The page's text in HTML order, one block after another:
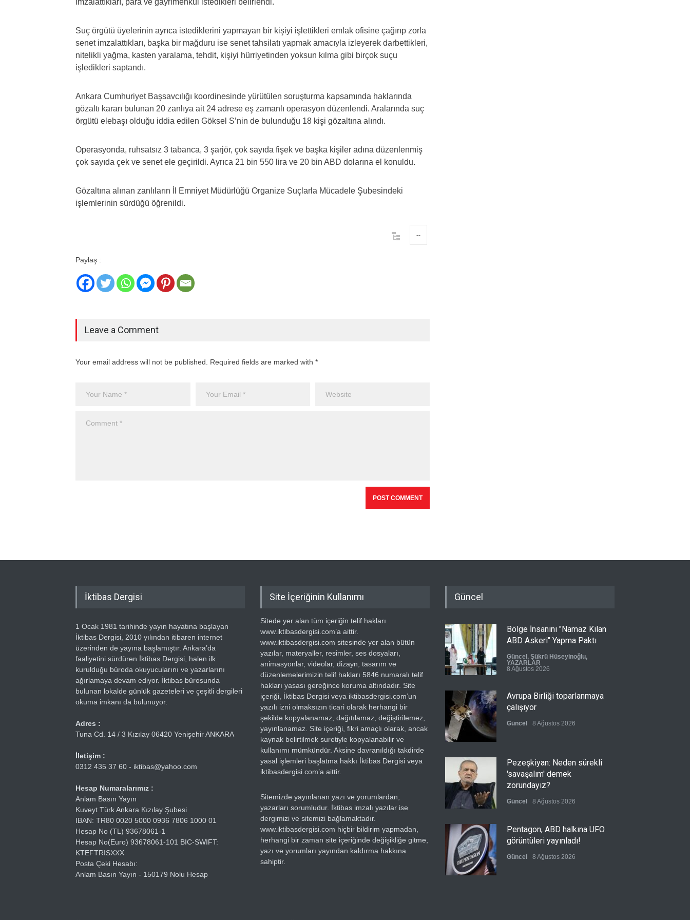
imzalattıkları, para ve gayrimenkul istedikleri belirlendi.
Suç örgütü üyelerinin ayrıca istediklerini yapmayan bir kişiyi işlettikleri emlak ofisine çağırıp zorla
senet imzalattıkları, başka bir mağduru ise senet tahsilatı yapmak amacıyla izleyerek darbettikleri,
nitelikli yağma, kasten yaralama, tehdit, kişiyi hürriyetinden yoksun kılma gibi birçok suçu
işledikleri saptandı.
Ankara Cumhuriyet Başsavcılığı koordinesinde yürütülen soruşturma kapsamında haklarında
gözaltı kararı bulunan 20 zanlıya ait 24 adrese eş zamanlı operasyon düzenlendi. Aralarında suç
örgütü elebaşı olduğu iddia edilen Göksel S’nin de bulunduğu 18 kişi gözaltına alındı.
Operasyonda, ruhsatsız 3 tabanca, 3 şarjör, çok sayıda fişek ve başka kişiler adına düzenlenmiş
çok sayıda çek ve senet ele geçirildi. Ayrıca 21 bin 550 lira ve 20 bin ABD dolarına el konuldu.
Gözaltına alınan zanlıların İl Emniyet Müdürlüğü Organize Suçlarla Mücadele Şubesindeki
işlemlerinin sürdüğü öğrenildi.
--
Paylaş :
Leave a Comment
Your email address will not be published. Required fields are marked with *
İktibas Dergisi
1 Ocak 1981 tarihinde yayın hayatına başlayan
İktibas Dergisi, 2010 yılından itibaren internet
üzerinden de yayına başlamıştır. Ankara’da
faaliyetini sürdüren İktibas Dergisi, halen ilk
kurulduğu büroda okuyucularını ve yazarlarını
ağırlamaya devam ediyor. İktibas bürosunda
bulunan lokalde günlük gazeteleri ve çeşitli dergileri
okuma imkanı da bulunuyor.
Adres :
Tuna Cd. 14 / 3 Kızılay 06420 Yenişehir ANKARA
İletişim :
0312 435 37 60 - iktibas@yahoo.com
Hesap Numaralarımız :
Anlam Basın Yayın
Kuveyt Türk Ankara Kızılay Şubesi
IBAN: TR80 0020 5000 0936 7806 1000 01
Hesap No (TL) 93678061-1
Hesap No(Euro) 93678061-101 BIC-SWIFT:
KTEFTRISXXX
Posta Çeki Hesabı:
Anlam Basın Yayın - 150179 Nolu Hesap
Site İçeriğinin Kullanımı
Sitede yer alan tüm içeriğin telif hakları
www.iktibasdergisi.com’a aittir.
www.iktibasdergisi.com sitesinde yer alan bütün
yazılar, materyaller, resimler, ses dosyaları,
animasyonlar, videolar, dizayn, tasarım ve
düzenlemelerimizin telif hakları 5846 numaralı telif
hakları yasası gereğince koruma altındadır. Site
içeriği, İktibas Dergisi veya iktibasdergisi.com’un
yazılı izni olmaksızın ticari olarak herhangi bir
şekilde kopyalanamaz, dağıtılamaz, değiştirilemez,
yayınlanamaz. Site içeriği, fikri amaçlı olarak, ancak
kaynak belirtilmek suretiyle kopyalanabilir ve
kullanımı mümkündür. Aksine davranıldığı takdirde
yasal işlemleri başlatma hakkı İktibas Dergisi veya
iktibasdergisi.com’a aittir.
Sitemizde yayınlanan yazı ve yorumlardan,
yazarları sorumludur. İktibas imzalı yazılar ise
dergimizi ve sitemizi bağlamaktadır.
www.iktibasdergisi.com hiçbir bildirim yapmadan,
herhangi bir zaman site içeriğinde değişikliğe gitme,
yazı ve yorumları yayından kaldırma hakkına
sahiptir.
Güncel
Bölge İnsanını "Namaz Kılan
ABD Askeri" Yapma Paktı
Güncel , Şükrü Hüseyinoğlu,
YAZARLAR
8 Ağustos 2026
Avrupa Birliği toparlanmaya
çalışıyor
Güncel 8 Ağustos 2026
Pezeşkiyan: Neden sürekli
'savaşalım' demek
zorundayız?
Güncel 8 Ağustos 2026
Pentagon, ABD halkına UFO
görüntüleri yayınladı!
Güncel 8 Ağustos 2026